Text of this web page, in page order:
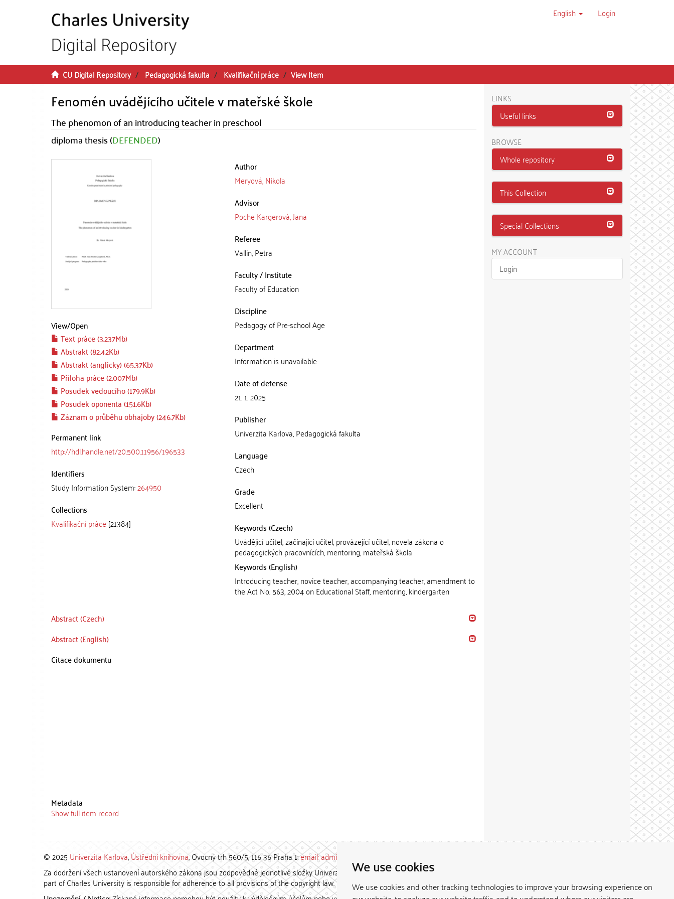
We use cookies
We use cookies and other tracking technologies to improve your browsing experience on
English Login
CU Digital Repository Pedagogická fakulta Kvalifikační práce View Item
Fenomén uvádějícího učitele v mateřské škole
The phenomon of an introducing teacher in preschool
diploma thesis (DEFENDED)
View/Open
Text práce (3.237Mb)
Abstrakt (82.42Kb)
Abstrakt (anglicky) (65.37Kb)
Příloha práce (2.007Mb)
Posudek vedoucího (179.9Kb)
Posudek oponenta (151.6Kb)
Záznam o průběhu obhajoby (246.7Kb)
Permanent link
http://hdl.handle.net/20.500.11956/196533
Identifiers
Study Information System:264950
Collections
Kvalifikační práce [21384]
Author
Meryová, Nikola
Advisor
Poche Kargerová, Jana
Referee
Vallin, Petra
Faculty / Institute
Faculty of Education
Discipline
Pedagogy of Pre-school Age
Department
Information is unavailable
Date of defense
21. 1. 2025
Publisher
Univerzita Karlova, Pedagogická fakulta
Language
Czech
Grade
Excellent
Keywords (Czech)
Uvádějící učitel, začínající učitel, provázející učitel, novela zákona o
pedagogických pracovnících, mentoring, mateřská škola
Keywords (English)
Introducing teacher, novice teacher, accompanying teacher, amendment to
the Act No. 563, 2004 on Educational Staff, mentoring, kindergarten
Abstract (Czech)
Abstract (English)
Citace dokumentu
Metadata
Show full item record
LINKS
Useful links
BROWSE
Whole repository
This Collection
Special Collections
MY ACCOUNT
Login
© 2025 Univerzita Karlova,Ústřední knihovna, Ovocný trh 560/5, 116 36 Praha 1;email: admin-repozitar [at] cuni.cz
Za dodržení všech ustanovení autorského zákona jsou zodpovědné jednotlivé složky Univerzity Karlovy. / Each constituent
part of Charles University is responsible for adherence to all provisions of the copyright law.